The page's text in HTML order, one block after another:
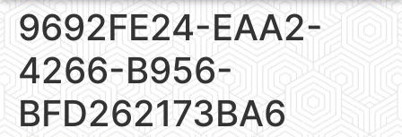
9692FE24-EAA2-
4266-B956-
BFD262173BA6